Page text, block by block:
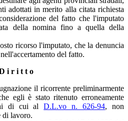
adottati in merito alla citata richiesta
del fatto che l'imputato
della nomina fino a quella della
ricorso l'imputato, che la denuncia
del fatto.
i r i t t o
il ricorrente preliminarmente
egli è stato ritenuto erroneamente
di cui al
D.L.vo n. 626-94, non
di lavoro.